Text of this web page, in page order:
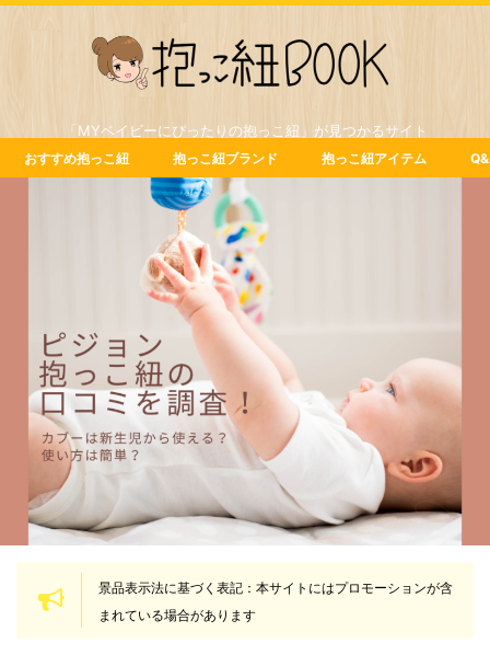
「MYベイビーにぴったりの抱っこ紐」が見つかるサイト
おすすめ抱っこ紐 抱っこ紐ブランド 抱っこ紐アイテム
景品表示法に基づく表記：本サイトにはプロモーションが含
まれている場合があります